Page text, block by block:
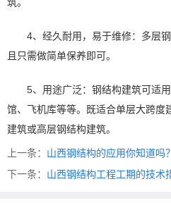
4、经久耐用，易于维修：多层
且只需做简单保养即可。
5、用途广泛：钢结构建筑可适
馆、飞机库等等。既适合单层大跨度
建筑或高层钢结构建筑。
上一条： 山西钢结构的应用你知道吗？
下一条： 山西钢结构工程工期的技术